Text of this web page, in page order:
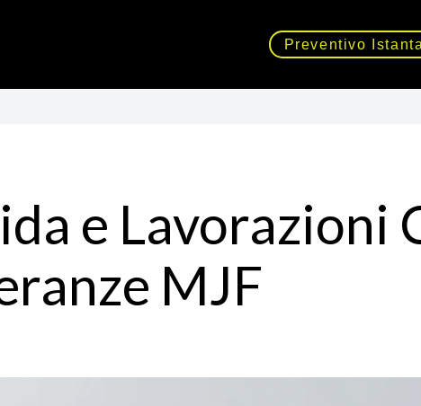
Preventivo
e Lavorazioni
MJF